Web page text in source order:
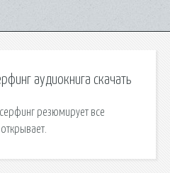
аудиокнига скачать
резюмирует все